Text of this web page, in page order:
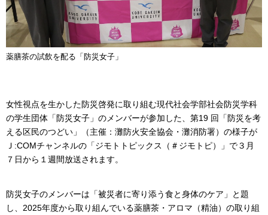
薬膳茶の試飲を配る「防災女子」
女性視点を生かした防災啓発に取り組む現代社会学部社会防災学科
の学生団体「防災女子」のメンバーが参加した、第19 回「防災を考
える区民のつどい」（主催：灘防火安全協会・灘消防署）の様子が
Ｊ:COMチャンネルの「ジモトトピックス（＃ジモトピ）」で３月
７日から１週間放送されます。
防災女子のメンバーは「被災者に寄り添う食と身体のケア」と題
し、2025年度から取り組んでいる薬膳茶・アロマ（精油）の取り組